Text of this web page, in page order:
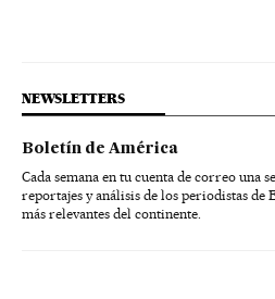
NEWSLETTERS
Boletín de América
Cada semana en tu cuenta de correo una
reportajes y análisis de los periodistas de
más relevantes del continente.